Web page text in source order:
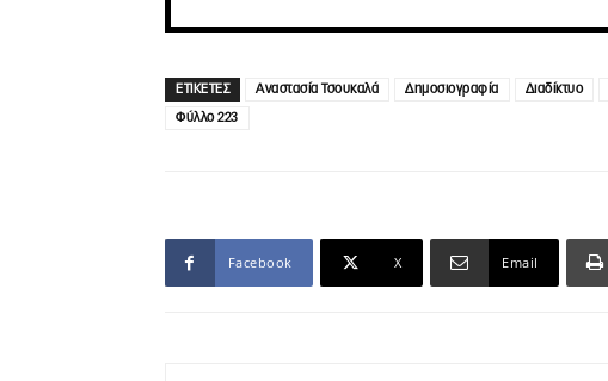
ΕΤΙΚΕΤΕΣ Αναστασία Τσουκαλά Δημοσιογραφία Διαδίκτυο
Φύλλο 223
Facebook X Email